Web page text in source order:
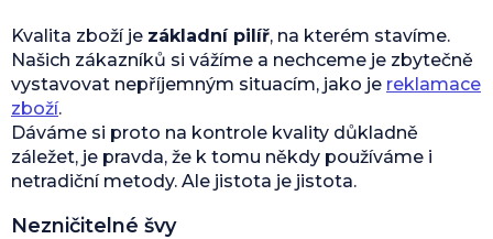
Kvalita zboží je základní pilíř, na kterém stavíme.
Našich zákazníků si vážíme a nechceme je zbytečně
vystavovat nepříjemným situacím, jako je reklamace
zboží.
Dáváme si proto na kontrole kvality důkladně
záležet, je pravda, že k tomu někdy používáme i
netradiční metody. Ale jistota je jistota.
Nezničitelné švy